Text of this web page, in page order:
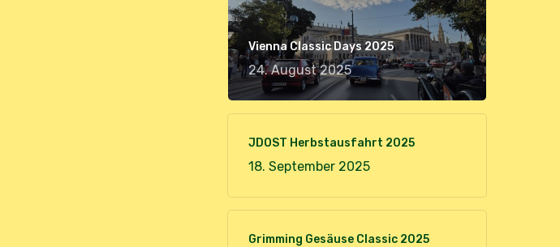
Vienna Classic Days 2025
24. August 2025
JDOST Herbstausfahrt 2025
18. September 2025
Grimming Gesäuse Classic 2025